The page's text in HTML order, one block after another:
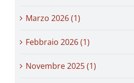
Marzo 2026 (1)
Febbraio 2026 (1)
Novembre 2025 (1)